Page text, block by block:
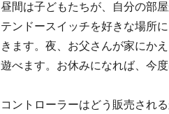
昼間は子どもたちが、自分の部
テンドースイッチを好きな場所
きます。夜、お父さんが家にか
遊べます。お休みになれば、今
コントローラーはどう販売され